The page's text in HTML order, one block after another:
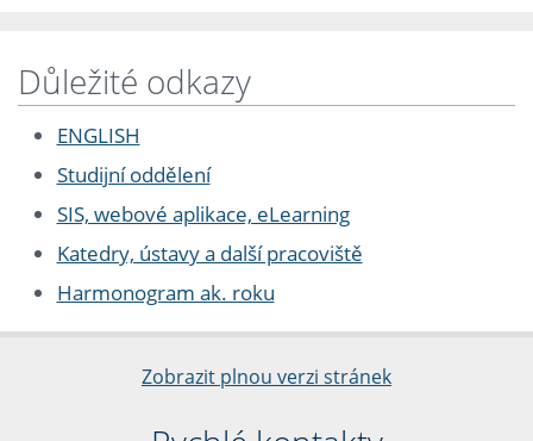
Důležité odkazy
ENGLISH
Studijní oddělení
SIS, webové aplikace, eLearning
Katedry, ústavy a další pracoviště
Harmonogram ak. roku
Zobrazit plnou verzi stránek